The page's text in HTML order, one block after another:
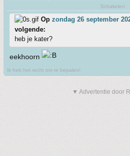
Schakelen
Op zondag 26 september
volgende:
heb je kater?
eekhoorn
Ik heb het recht om te bepalen!
▼ Advertentie door